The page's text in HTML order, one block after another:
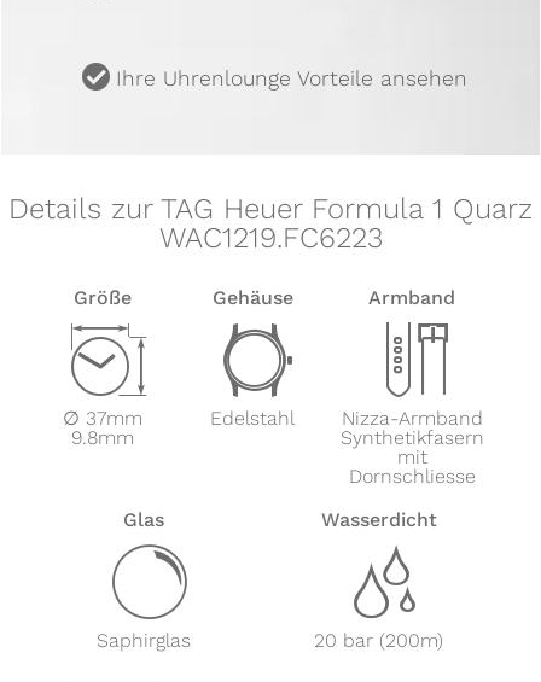
u Ihre Uhrenlounge Vorteile ansehen
Details zur TAG Heuer Formula 1 Quarz
WAC1219.FC6223
Größe
Z
∅ 37mm
9.8mm
Gehäuse
w
Edelstahl
Armband
x
Nizza-Armband
Synthetikfasern
mit
Dornschliesse
Glas
y
Saphirglas
Wasserdicht
z
20 bar (200m)